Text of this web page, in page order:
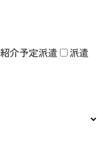
紹介予定派遣
派遣